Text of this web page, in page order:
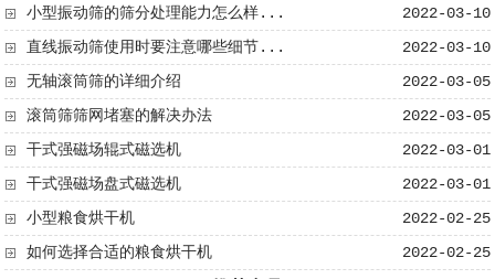
2022-03-10
小型振动筛的筛分处理能力怎么样...
2022-03-10
直线振动筛使用时要注意哪些细节...
2022-03-05
无轴滚筒筛​的详细介绍
2022-03-05
滚筒筛筛网堵塞的解决办法
2022-03-01
干式强磁场辊式磁选机
2022-03-01
干式强磁场盘式磁选机
2022-02-25
小型粮食烘干机
2022-02-25
如何选择合适的粮食烘干机